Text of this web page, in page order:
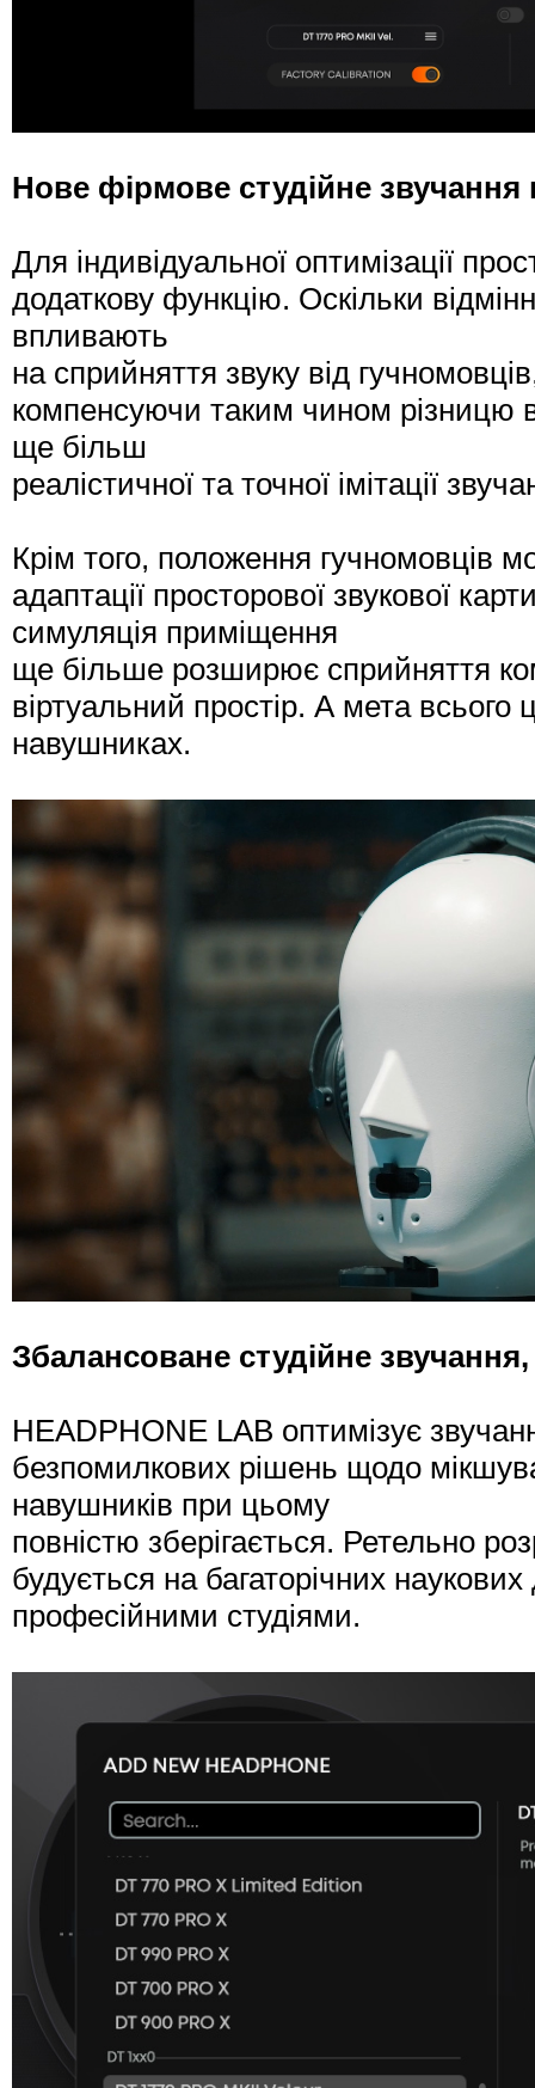
Нове фірмове студійне звучання
Для індивідуальної оптимізації
додаткову функцію. Оскільки
впливають
на сприйняття звуку від
компенсуючи таким чином різницю
ще більш
реалістичної та точної імітації
Крім того, положення гучномовців
адаптації просторової звукової
симуляція приміщення
ще більше розширює сприйняття
віртуальний простір. А мета
навушниках.
Збалансоване студійне
HEADPHONE LAB оптимізує
безпомилкових рішень щодо
навушників при цьому
повністю зберігається. Ретельно
будується на багаторічних
професійними студіями.